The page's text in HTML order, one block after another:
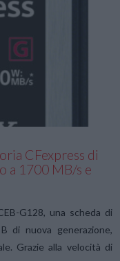
CFexpress di
a 1700 MB/s e
G128, una scheda di
di nuova generazione,
Grazie alla velocità di